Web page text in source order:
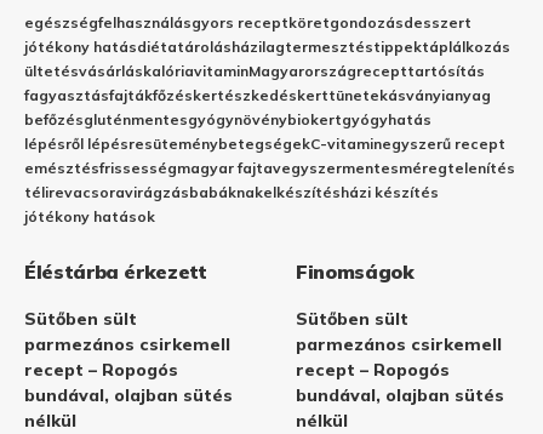
egészségfelhasználásgyors receptköretgondozásdesszert
jótékony hatásdiétatárolásházilagtermesztéstippektáplálkozás
ültetésvásárláskalóriavitaminMagyarországrecepttartósítás
fagyasztásfajtákfőzéskertészkedéskerttünetekásványianyag
befőzésgluténmentesgyógynövénybiokertgyógyhatás
lépésről lépésresüteménybetegségekC-vitaminegyszerű recept
emésztésfrissességmagyar fajtavegyszermentesméregtelenítés
télirevacsoravirágzásbabáknakelkészítésházi készítés
jótékony hatások
Éléstárba érkezett
Sütőben sült
parmezános csirkemell
recept – Ropogós
bundával, olajban sütés
nélkül
Finomságok
Sütőben sült
parmezános csirkemell
recept – Ropogós
bundával, olajban sütés
nélkül